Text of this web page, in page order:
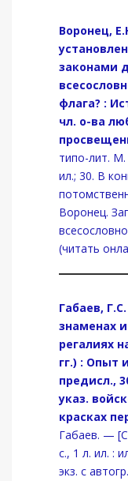
Воронец,
законами
флага? :
чл. о-ва
типо-лит.
ил.; 30. В
Воронец.
(читать
Габаев,
знаменах
регалиях
гг.) : Опыт
предисл.,
указ.
красках
Габаев. —
с., 1 л. ил. :
экз. с